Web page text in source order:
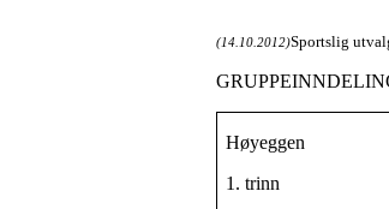
(14.10.2012)Sportslig
Høyeggen
1. trinn